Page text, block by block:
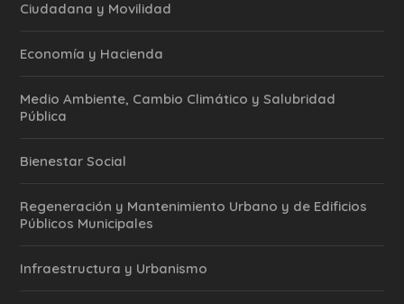
Ciudadana y Movilidad
Economía y Hacienda
Medio Ambiente, Cambio Climático y Salubridad
Pública
Bienestar Social
Regeneración y Mantenimiento Urbano y de Edificios
Públicos Municipales
Infraestructura y Urbanismo